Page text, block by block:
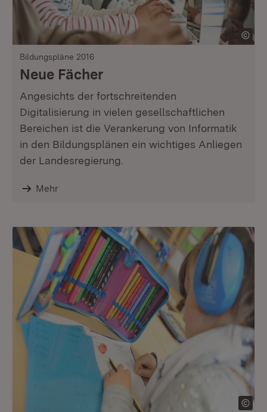
Bildungspläne 2016
Neue Fächer
Angesichts der fortschreitenden
Digitalisierung in vielen gesellschaftlichen
Bereichen ist die Verankerung von Informatik
in den Bildungsplänen ein wichtiges Anliegen
der Landesregierung.
Mehr